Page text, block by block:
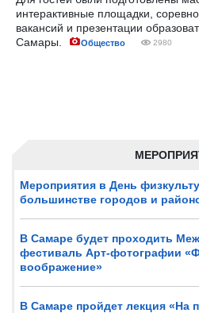
Мероприятия в День
большинстве городов и
В Самаре будет проходить
фестиваль Арт-фотографии
воображение»
В Самаре пройдет лекция «На
интерактивные площадки,
вакансий и презентации
Самары.
Общество 2980